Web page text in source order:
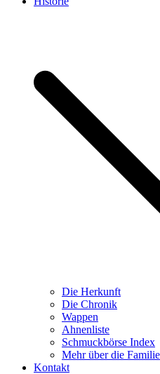
Die Herkunft
Die Chronik
Wappen
Ahnenliste
Schmuckbörse Index
Mehr über die
Kontakt